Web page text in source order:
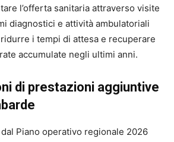
l’offerta sanitaria attraverso visite
diagnostici e attività ambulatoriali
i tempi di attesa e recuperare
accumulate negli ultimi anni.
di prestazioni aggiuntive
Piano operativo regionale 2026